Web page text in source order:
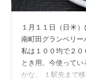
１月１１日（日☀）
南町田グランベリー
私は１００均で２０
とき用。今使って
かな。 １駅先まで